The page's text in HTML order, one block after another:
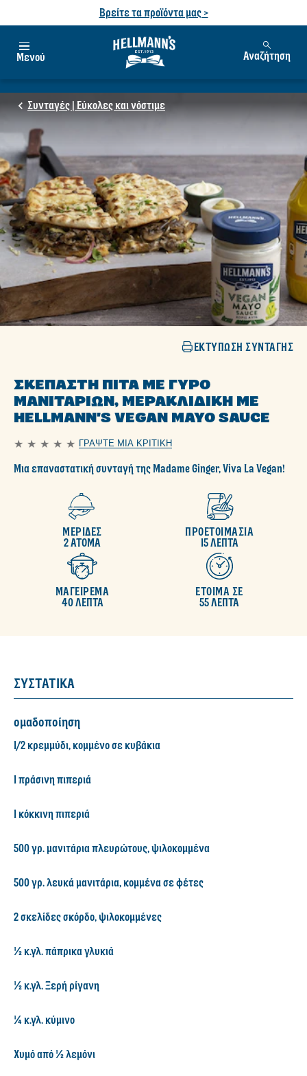
Βρείτε τα προϊόντα μας >
Μενού Αναζήτηση
Συνταγές | Εύκολες και νόστιμε
ΕΚΤΎΠΩΣΗ ΣΥΝΤΑΓΉΣ
ΣΚΕΠΑΣΤΉ ΠΊΤΑ ΜΕ ΓΎΡΟ
ΜΑΝΙΤΑΡΙΏΝ, ΜΕΡΑΚΛΊΔΙΚΗ ΜΕ
HELLMANN'S VEGAN MAYO SAUCE
Δεν
αξιολογήσεις
ΓΡΆΨΤΕ ΜΙΑ ΚΡΙΤΙΚΉ
Μια επαναστατική συνταγή της Madame Ginger, Viva La Vegan!
2 ΑΤΟΜΑ
ΜΕΡΙΔΕΣ
15 ΛΕΠΤΑ
ΠΡΟΕΤΟΙΜΑΣΙΑ
40 ΛΕΠΤΑ
ΜΑΓΕΙΡΕΜΑ
55 ΛΕΠΤΑ
ΕΤΟΙΜΑ ΣΕ
ΣΥΣΤΑΤΙΚΑ
ομαδοποίηση
1/2 κρεμμύδι, κομμένο σε κυβάκια
1 πράσινη πιπεριά
1 κόκκινη πιπεριά
500 γρ. μανιτάρια πλευρώτους, ψιλοκομμένα
500 γρ. λευκά μανιτάρια, κομμένα σε φέτες
2 σκελίδες σκόρδο, ψιλοκομμένες
½ κ.γλ. πάπρικα γλυκιά
½ κ.γλ. Ξερή ρίγανη
¼ κ.γλ. κύμινο
Χυμό από ½ λεμόνι